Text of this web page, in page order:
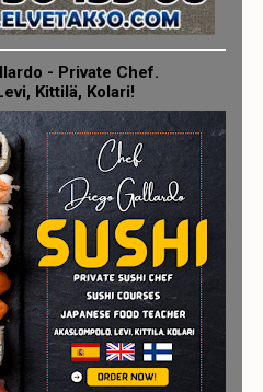
- Private Chef.
Kittilä, Kolari!